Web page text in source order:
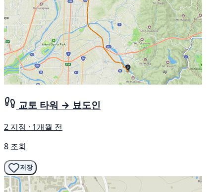
교토 타워 → 뵤도인
2 지점 · 1개월 전
8 조회
저장